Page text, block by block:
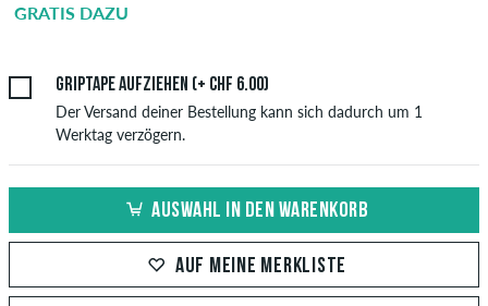
GRATIS DAZU
Griptape aufziehen (+ CHF 6.00)
Der Versand deiner Bestellung kann sich dadurch um 1
Werktag verzögern.
AUSWAHL IN DEN WARENKORB
AUF MEINE MERKLISTE